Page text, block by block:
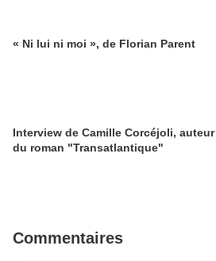
« Ni lui ni moi », de Florian Parent
Interview de Camille Corcéjoli, auteur
du roman "Transatlantique"
Commentaires